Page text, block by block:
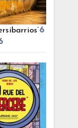
6